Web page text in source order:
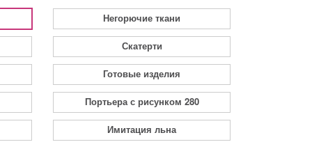
Негорючие ткани
Скатерти
Готовые изделия
Портьера с рисунком 280
Имитация льна